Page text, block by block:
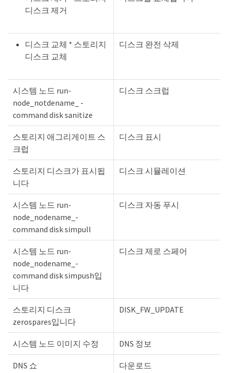
디스크 제거
디스크 교체 * 스토리지
디스크 교체
디스크 완전 삭제
시스템 노드 run-
node_notdename_ -
command disk sanitize
디스크 스크럽
스토리지 애그리게이트 스
크럽
디스크 표시
스토리지 디스크가 표시됩
니다
디스크 시뮬레이션
시스템 노드 run-
node_nodename_-
command disk simpull
디스크 자동 푸시
시스템 노드 run-
node_nodename_-
command disk simpush입
니다
디스크 제로 스페어
스토리지 디스크
zerospares입니다
DISK_FW_UPDATE
시스템 노드 이미지 수정 DNS 정보
DNS 쇼 다운로드